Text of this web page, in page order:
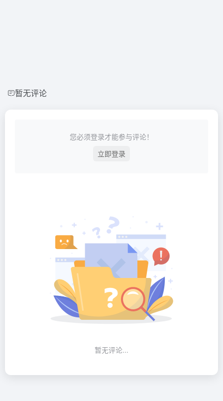
暂无评论
您必须登录才能参与评论！
立即登录
暂无评论...